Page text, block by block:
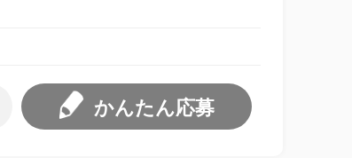
かんたん応募